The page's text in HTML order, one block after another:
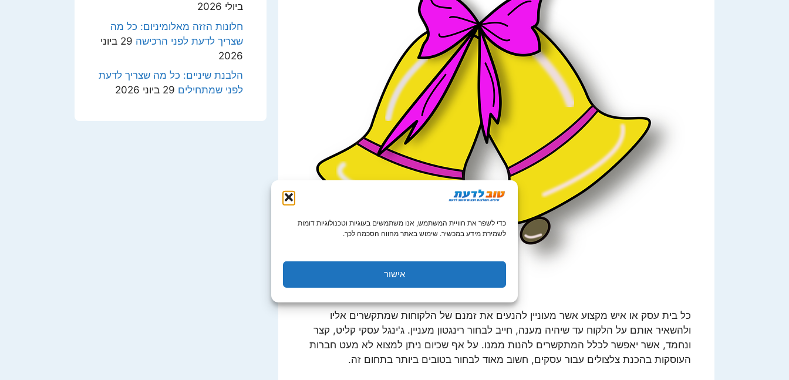
כדי לשפר את חוויית המשתמש, אנו משתמשים בעוגיות וטכנולוגיות דומות
לשמירת מידע במכשיר. שימוש באתר מהווה הסכמה לכך.
אישור
כל בית עסק או איש מקצוע אשר מעוניין להנעים את זמנם של הלקוחות שמתקשרים אליו
ולהשאיר אותם על הלקוח עד שיהיה מענה, חייב לבחור רינגטון מעניין. ג'ינגל עסקי קליט, קצר
ונחמד, אשר יאפשר לכלל המתקשרים להנות ממנו. על אף שכיום ניתן למצוא לא מעט חברות
העוסקות בהכנת צלצולים עבור עסקים, חשוב מאוד לבחור בטובים ביותר בתחום זה.
ביולי 2026
חלונות הזזה מאלומיניום: כל מה
שצריך לדעת לפני הרכישה
29 ביוני
2026
הלבנת שיניים: כל מה שצריך לדעת
לפני שמתחילים 29 ביוני 2026